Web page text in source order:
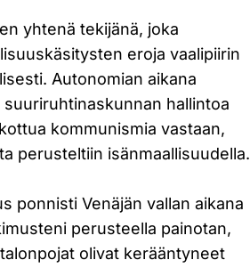
yhtenä tekijänä, joka
eroja vaalipiirin
Autonomian aikana
hallintoa
kommunismia vastaan,
perusteltiin isänmaallisuudella.
ponnisti Venäjän vallan aikana
perusteella painotan,
olivat kerääntyneet